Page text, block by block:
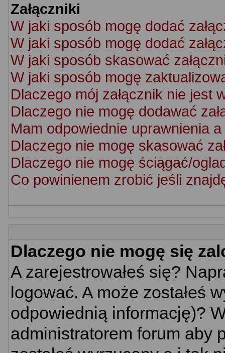
Załączniki
W jaki sposób mogę dodać
W jaki sposób mogę dodać
W jaki sposób skasować
W jaki sposób mogę
Dlaczego mój załącznik nie jest
Dlaczego nie mogę dodawać
Mam odpowiednie uprawnienia
Dlaczego nie mogę skasować
Dlaczego nie mogę ściągać/
Co powinienem zrobić jeśli
Dlaczego nie mogę się
A zarejestrowałeś się?
logować. A może zostałeś
odpowiednią informację)?
administratorem forum aby